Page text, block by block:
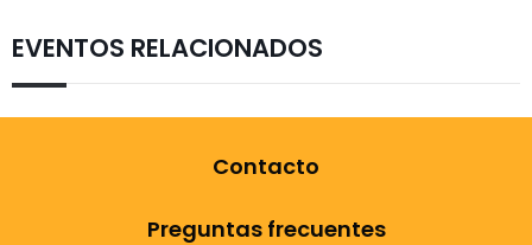
EVENTOS RELACIONADOS
Contacto
Preguntas frecuentes